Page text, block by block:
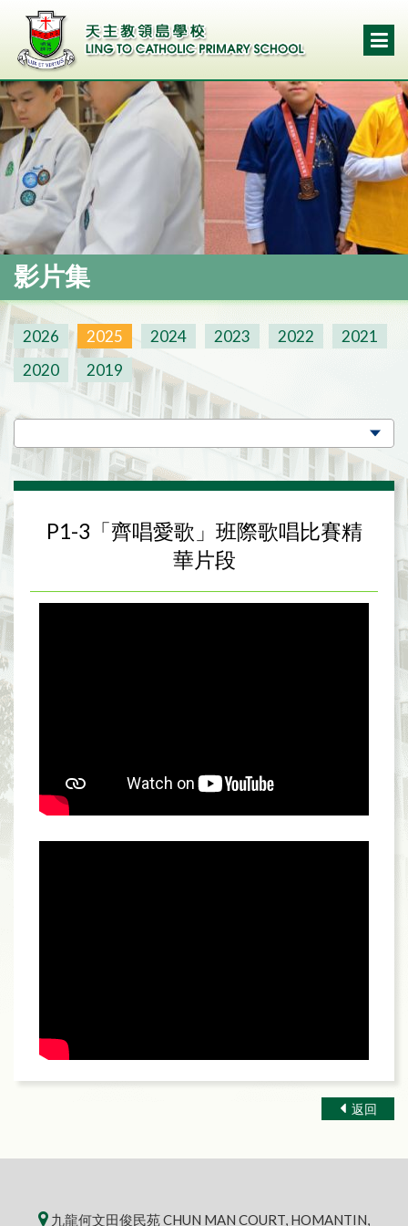
影片集
2026 2025 2024 2023 2022
2021
2020
2019
P1-3「齊唱愛歌」班際歌唱比賽精
華片段
返回
九龍何文田俊民苑 CHUN MAN COURT, HOMANTIN,